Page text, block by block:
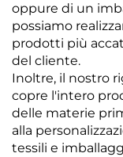
oppure di un
possiamo
prodotti più
del cliente.
Inoltre, il nostro
copre l'intero
delle materie
alla
tessili e